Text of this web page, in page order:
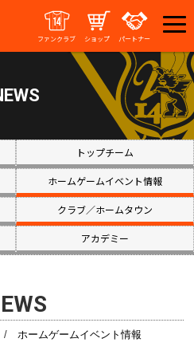
ファンクラブ ショップ パートナー
トップチーム
ホームゲームイベント情報
クラブ／ホームタウン
アカデミー
/ ホームゲームイベント情報